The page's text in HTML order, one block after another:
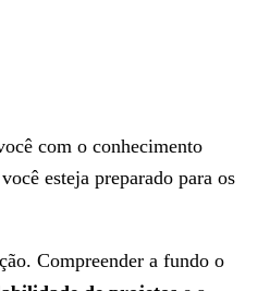
com o conhecimento
esteja preparado para os
Compreender a fundo o